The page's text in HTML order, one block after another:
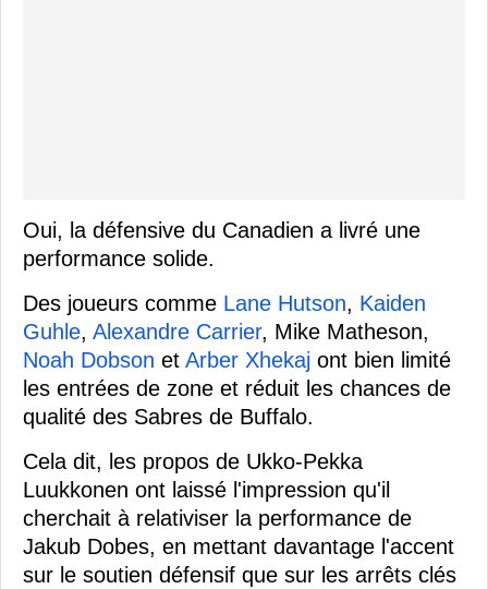
Oui, la défensive du Canadien a livré une
performance solide.
Des joueurs comme Lane Hutson, Kaiden
Guhle, Alexandre Carrier, Mike Matheson,
Noah Dobson et Arber Xhekaj ont bien limité
les entrées de zone et réduit les chances de
qualité des Sabres de Buffalo.
Cela dit, les propos de Ukko-Pekka
Luukkonen ont laissé l'impression qu'il
cherchait à relativiser la performance de
Jakub Dobes, en mettant davantage l'accent
sur le soutien défensif que sur les arrêts clés